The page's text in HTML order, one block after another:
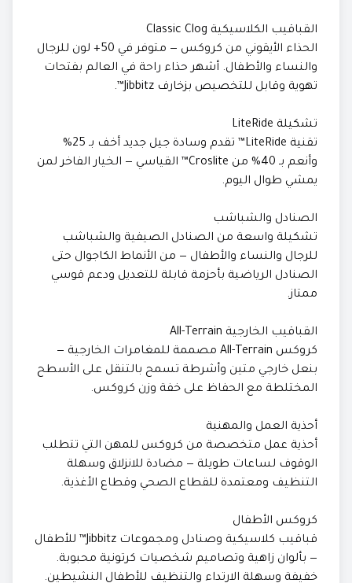
القباقيب الكلاسيكية Classic Clog
الحذاء الأيقوني من كروكس — متوفر في 50+ لون للرجال
والنساء والأطفال. أشهر حذاء راحة في العالم بفتحات
تهوية وقابل للتخصيص بزخارف Jibbitz™.
تشكيلة LiteRide
تقنية LiteRide™ تقدم وسادة جيل جديد أخف بـ 25%
وأنعم بـ 40% من Croslite™ القياسي — الخيار الفاخر لمن
يمشي طوال اليوم.
الصنادل والشباشب
تشكيلة واسعة من الصنادل الصيفية والشباشب
للرجال والنساء والأطفال — من الأنماط الكاجوال حتى
الصنادل الرياضية بأحزمة قابلة للتعديل ودعم قوسي
ممتاز.
القباقيب الخارجية All-Terrain
كروكس All-Terrain مصممة للمغامرات الخارجية —
بنعل خارجي متين وأشرطة تسمح بالتنقل على الأسطح
المختلطة مع الحفاظ على خفة وزن كروكس.
أحذية العمل والمهنية
أحذية عمل متخصصة من كروكس للمهن التي تتطلب
الوقوف لساعات طويلة — مضادة للانزلاق وسهلة
التنظيف ومعتمدة للقطاع الصحي وقطاع الأغذية.
كروكس الأطفال
قباقيب كلاسيكية وصنادل ومجموعات Jibbitz™ للأطفال
— بألوان زاهية وتصاميم شخصيات كرتونية محبوبة.
خفيفة وسهلة الارتداء والتنظيف للأطفال النشيطين.